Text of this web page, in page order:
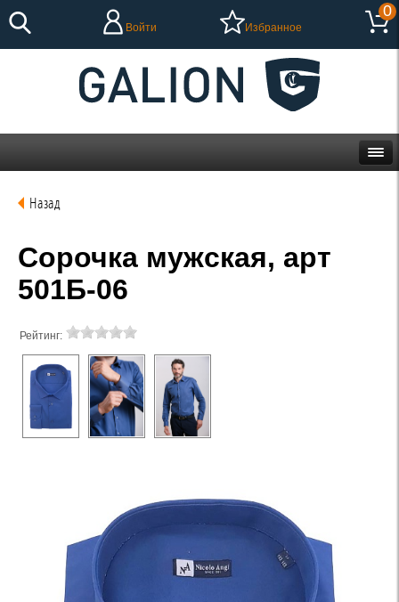
Войти Избранное
0
Назад
Сорочка мужская, арт
501Б-06
Рейтинг: